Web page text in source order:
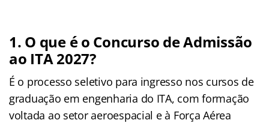
1. O que é o Concurso de Admissão
ao ITA 2027?
É o processo seletivo para ingresso nos cursos de
graduação em engenharia do ITA, com formação
voltada ao setor aeroespacial e à Força Aérea